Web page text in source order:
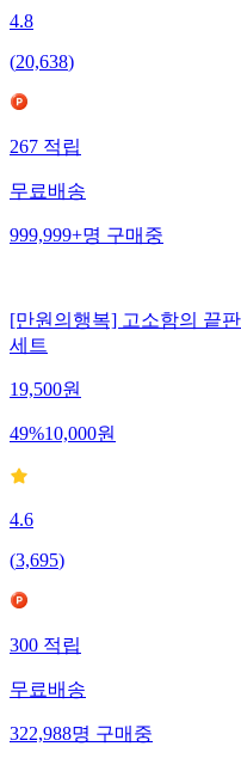
4.8
(20,638)
267 적립
무료배송
999,999+명 구매중
[만원의행복] 고소함의 끝
세트
19,500원
49%10,000원
4.6
(3,695)
300 적립
무료배송
322,988명 구매중